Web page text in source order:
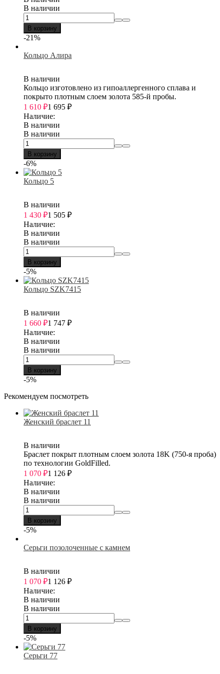
В наличии
В корзину
-21%
Кольцо Алира
В наличии
Кольцо изготовлено из гипоаллергенного сплава и
покрыто плотным слоем золота 585-й пробы.
1 610 ₽1 695 ₽
Наличие:
В наличии
В наличии
В корзину
-6%
Кольцо 5
В наличии
1 430 ₽1 505 ₽
Наличие:
В наличии
В наличии
В корзину
-5%
Кольцо SZK7415
В наличии
1 660 ₽1 747 ₽
Наличие:
В наличии
В наличии
В корзину
-5%
Рекомендуем посмотреть
Женский браслет 11
В наличии
Браслет покрыт плотным слоем золота 18K (750-я проба)
по технологии GoldFilled.
1 070 ₽1 126 ₽
Наличие:
В наличии
В наличии
В корзину
-5%
Серьги позолоченные с камнем
В наличии
1 070 ₽1 126 ₽
Наличие:
В наличии
В наличии
В корзину
-5%
Серьги 77